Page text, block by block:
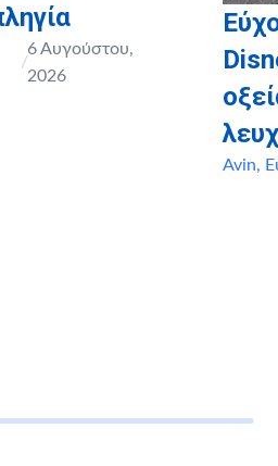
/
6 Αυγούστου,
2026
Avin,